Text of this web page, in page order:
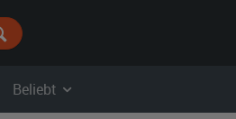
Beliebt